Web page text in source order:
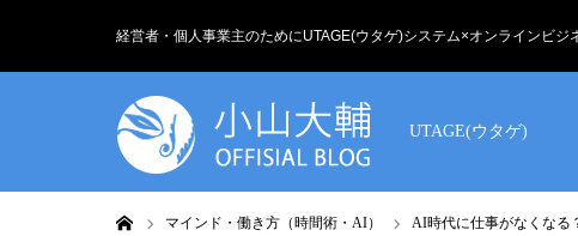
経営者・個人事業主のためにUTAGE(ウタゲ)システム×オンラインビジ
UTAGE(ウタゲ)
マインド・働き方（時間術・AI） AI時代に仕事がなくなる